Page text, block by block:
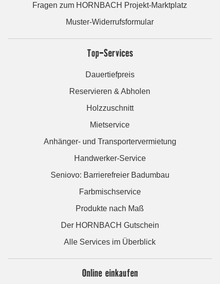
Fragen zum HORNBACH Projekt-Marktplatz
Muster-Widerrufsformular
Top-Services
Dauertiefpreis
Reservieren & Abholen
Holzzuschnitt
Mietservice
Anhänger- und Transportervermietung
Handwerker-Service
Seniovo: Barrierefreier Badumbau
Farbmischservice
Produkte nach Maß
Der HORNBACH Gutschein
Alle Services im Überblick
Online einkaufen